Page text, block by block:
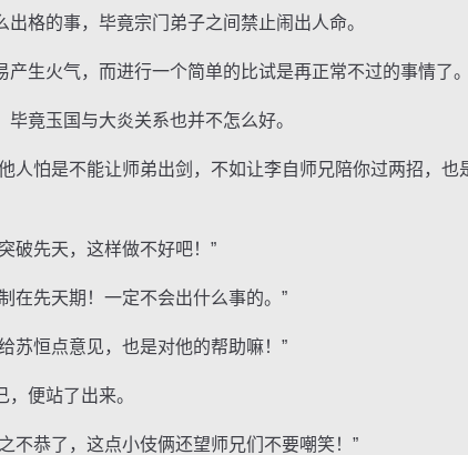
的事，毕竟宗门弟子之间禁止闹出人命。
火气，而进行一个简单的比试是再正常不过的事情了。
竟玉国与大炎关系也并不怎么好。
怕是不能让师弟出剑，不如让李自师兄陪你过两招，也
先天，这样做不好吧！”
先天期！一定不会出什么事的。”
恒点意见，也是对他的帮助嘛！”
便站了出来。
恭了，这点小伎俩还望师兄们不要嘲笑！”